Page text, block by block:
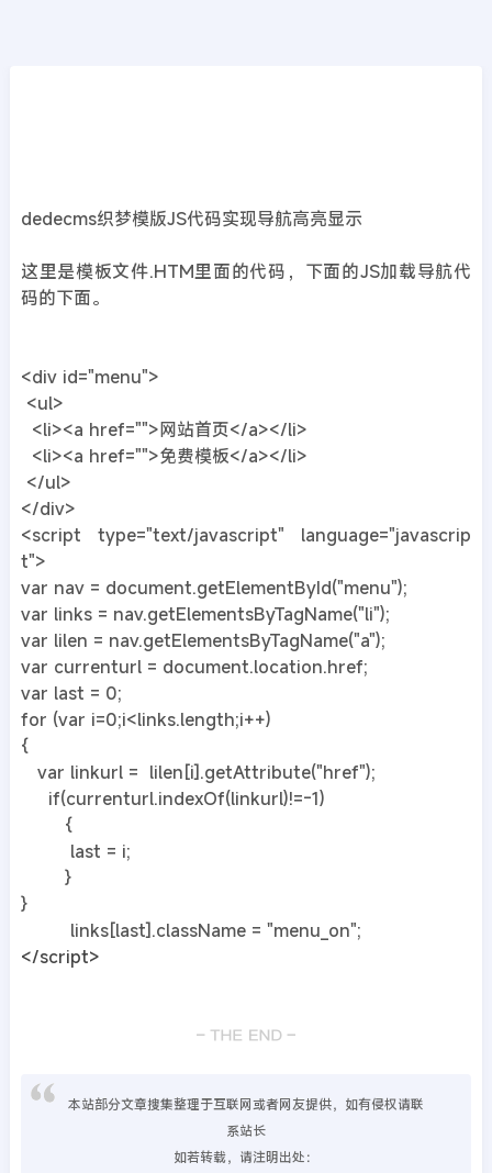
dedecms织梦模版JS代码实现导航高亮显示
这里是模板文件.HTM里面的代码，下面的JS加载导航代
码的下面。
<div id="menu">
<ul>
<li><a href="">网站首页</a></li>
<li><a href="">免费模板</a></li>
</ul>
</div>
<script type="text/javascript" language="javascrip
t">
var nav = document.getElementById("menu");
var links = nav.getElementsByTagName("li");
var lilen = nav.getElementsByTagName("a");
var currenturl = document.location.href;
var last = 0;
for (var i=0;i<links.length;i++)
{
var linkurl = lilen[i].getAttribute("href");
if(currenturl.indexOf(linkurl)!=-1)
{
last = i;
}
}
links[last].className = "menu_on";
</script>
本站部分文章搜集整理于互联网或者网友提供，如有侵权请联
系站长
如若转载，请注明出处：